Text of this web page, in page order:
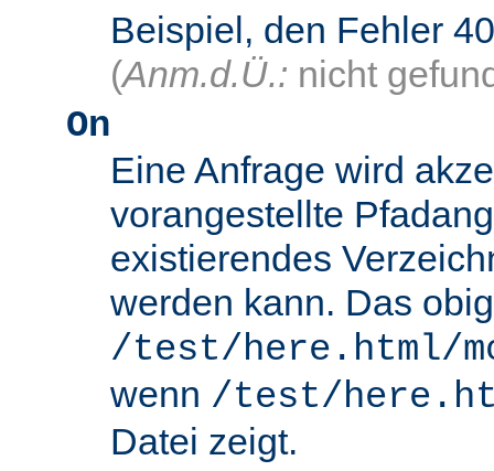
Beispiel, den Fehler
(Anm.d.Ü.: nicht
On
Eine Anfrage wird
vorangestellte
existierendes
werden kann. Das
/test/here.html/
wenn /test/
Datei zeigt.